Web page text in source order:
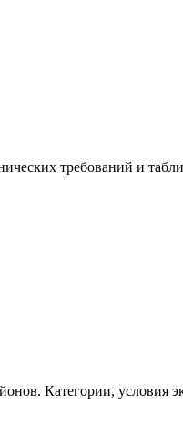
требований и
Категории, условия